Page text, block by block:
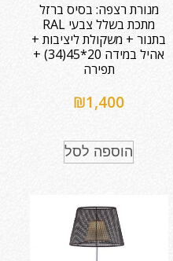
מנורת רצפה: בסיס ברזל
מתכת בשלל צבעי RAL
בתנור + משקולת ליציבות +
אהיל במידה 20*45(34) +
תפירה
₪1,400
הוספה לסל